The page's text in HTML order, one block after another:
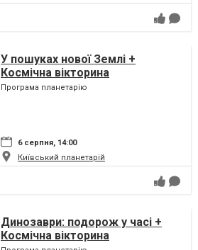
У пошуках нової Землі +
Космічна вікторина
Програма планетарію
6 серпня, 14:00
Київський планетарій
Динозаври: подорож у часі +
Космічна вікторина